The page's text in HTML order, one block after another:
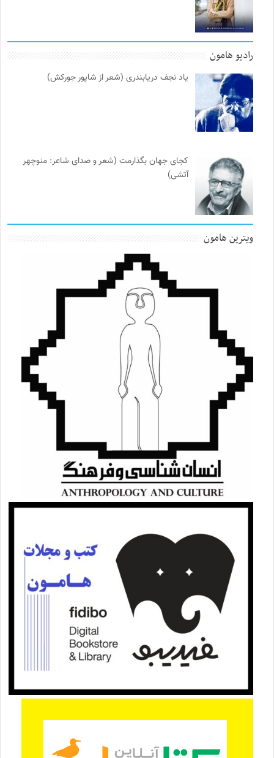
رادیو هامون
یاد نجف دریابندری (شعر از شاپور جورکش)
کجای جهان بگذارمت (شعر و صدای شاعر: منوچهر
آتشی)
ویترین هامون